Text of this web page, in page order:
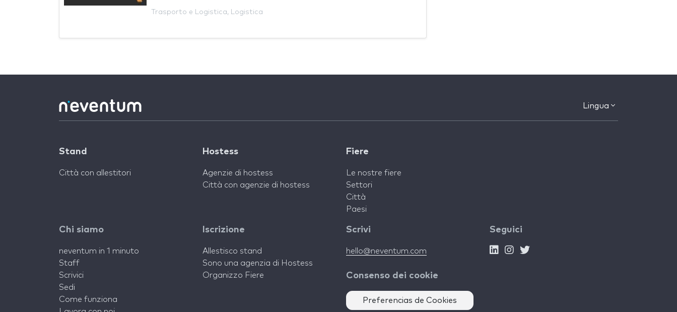
Trasporto e Logistica, Logistica
Lingua
Stand
Città con allestitori
Hostess
Agenzie di hostess
Città con agenzie di hostess
Fiere
Le nostre fiere
Settori
Città
Paesi
Chi siamo
neventum in 1 minuto
Staff
Scrivici
Sedi
Come funziona
Iscrizione
Allestisco stand
Sono una agenzia di Hostess
Organizzo Fiere
Scrivi
hello@neventum.com
Consenso dei cookie
Preferencias de Cookies
Seguici